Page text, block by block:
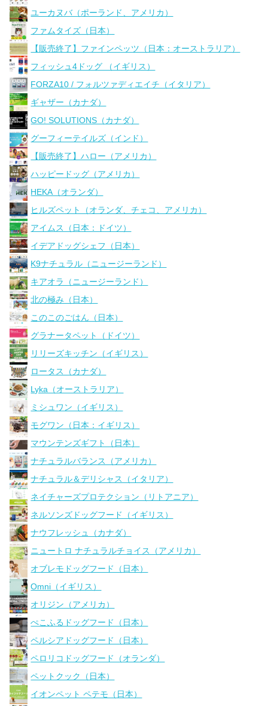
ユーカヌバ（ポーランド、アメリカ）
ファムタイズ（日本）
【販売終了】ファインペッツ（日本：オーストラリア）
フィッシュ4ドッグ （イギリス）
FORZA10 / フォルツァディエイチ（イタリア）
ギャザー（カナダ）
GO! SOLUTIONS（カナダ）
グーフィーテイルズ（インド）
【販売終了】ハロー（アメリカ）
ハッピードッグ（アメリカ）
HEKA（オランダ）
ヒルズペット（オランダ、チェコ、アメリカ）
アイムス（日本：ドイツ）
イデアドッグシェフ（日本）
K9ナチュラル（ニュージーランド）
キアオラ（ニュージーランド）
北の極み（日本）
このこのごはん（日本）
グラナータペット（ドイツ）
リリーズキッチン（イギリス）
ロータス（カナダ）
Lyka（オーストラリア）
ミシュワン（イギリス）
モグワン（日本：イギリス）
マウンテンズギフト（日本）
ナチュラルバランス（アメリカ）
ナチュラル＆デリシャス（イタリア）
ネイチャーズプロテクション（リトアニア）
ネルソンズドッグフード（イギリス）
ナウフレッシュ（カナダ）
ニュートロ ナチュラルチョイス（アメリカ）
オブレモドッグフード（日本）
Omni（イギリス）
オリジン（アメリカ）
ぺこふるドッグフード（日本）
ペルシアドッグフード（日本）
ペロリコドッグフード（オランダ）
ペットクック（日本）
イオンペット ペテモ（日本）